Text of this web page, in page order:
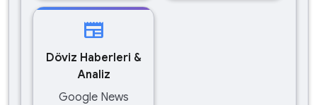
newspaper
Döviz Haberleri &
Analiz
Google News